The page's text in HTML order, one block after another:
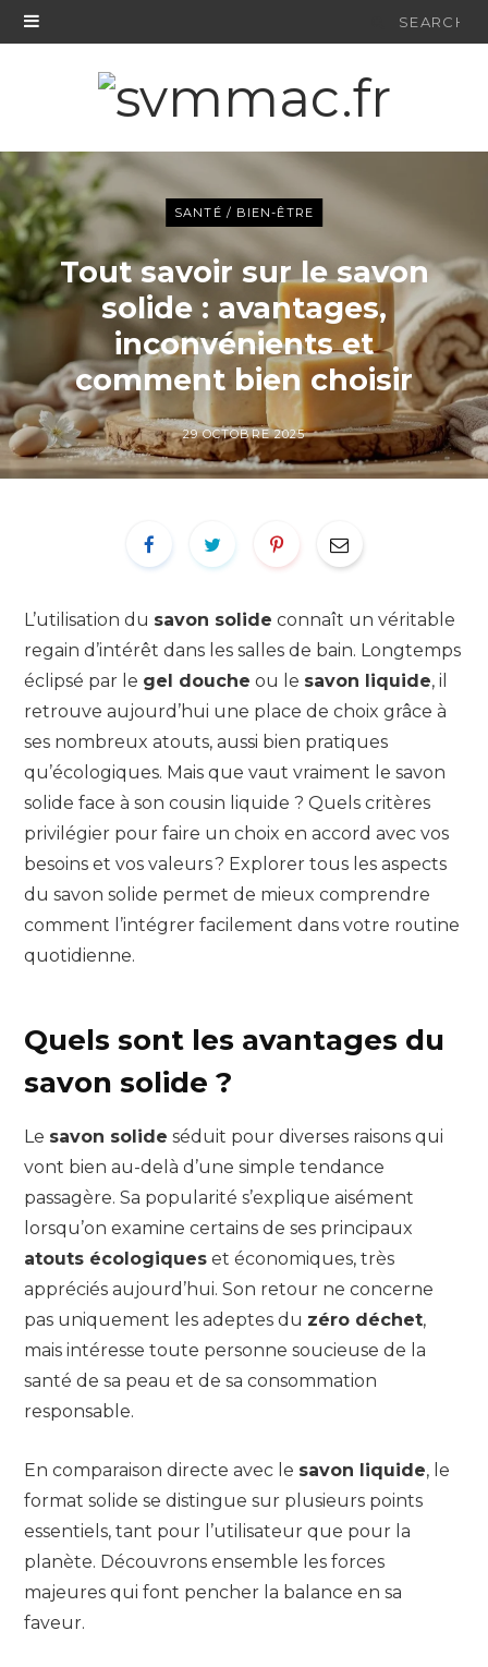
Search
SANTÉ / BIEN-ÊTRE
Tout savoir sur le savon
solide : avantages,
inconvénients et
comment bien choisir
29 OCTOBRE 2025
L’utilisation du savon solide connaît un véritable
regain d’intérêt dans les salles de bain. Longtemps
éclipsé par le gel douche ou le savon liquide, il
retrouve aujourd’hui une place de choix grâce à
ses nombreux atouts, aussi bien pratiques
qu’écologiques. Mais que vaut vraiment le savon
solide face à son cousin liquide ? Quels critères
privilégier pour faire un choix en accord avec vos
besoins et vos valeurs ? Explorer tous les aspects
du savon solide permet de mieux comprendre
comment l’intégrer facilement dans votre routine
quotidienne.
Quels sont les avantages du
savon solide ?
Le savon solide séduit pour diverses raisons qui
vont bien au-delà d’une simple tendance
passagère. Sa popularité s’explique aisément
lorsqu’on examine certains de ses principaux
atouts écologiques et économiques, très
appréciés aujourd’hui. Son retour ne concerne
pas uniquement les adeptes du zéro déchet,
mais intéresse toute personne soucieuse de la
santé de sa peau et de sa consommation
responsable.
En comparaison directe avec le savon liquide, le
format solide se distingue sur plusieurs points
essentiels, tant pour l’utilisateur que pour la
planète. Découvrons ensemble les forces
majeures qui font pencher la balance en sa
faveur.